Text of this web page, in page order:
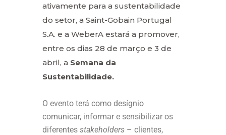
ativamente para a sustentabilidade
do setor, a Saint-Gobain Portugal
S.A. e a WeberA estará a promover,
entre os dias 28 de março e 3 de
abril, a Semana da
Sustentabilidade.
O evento terá como desígnio
comunicar, informar e sensibilizar os
diferentes stakeholders – clientes,